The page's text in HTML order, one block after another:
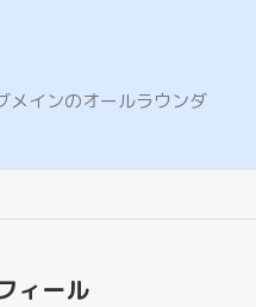
メインのオールラウンダ
ィール